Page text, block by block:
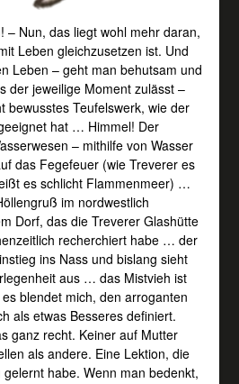
– Nun, das liegt wohl mehr daran,
Leben gleichzusetzen ist. Und
Leben – geht man behutsam und
der jeweilige Moment zulässt –
bewusstes Teufelswerk, wie der
hat … Himmel! Der
– mithilfe von Wasser
das Fegefeuer (wie Treverer es
es schlicht Flammenmeer) …
im nordwestlich
Dorf, das die Treverer Glashütte
recherchiert habe … der
ins Nass und bislang sieht
aus … das Mistvieh ist
blendet mich, den arroganten
als etwas Besseres definiert.
ganz recht. Keiner auf Mutter
als andere. Eine Lektion, die
habe. Wenn man bedenkt,